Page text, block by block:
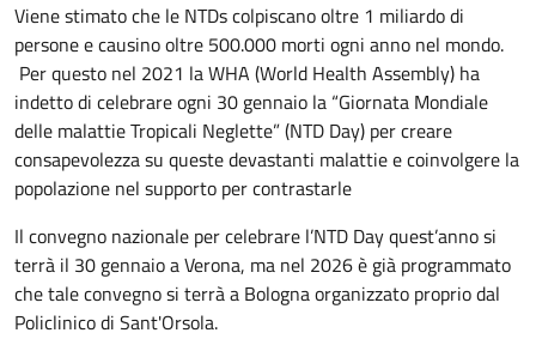
Viene stimato che le NTDs colpiscano oltre 1 miliardo di
persone e causino oltre 500.000 morti ogni anno nel mondo.
Per questo nel 2021 la WHA (World Health Assembly) ha
indetto di celebrare ogni 30 gennaio la “Giornata Mondiale
delle malattie Tropicali Neglette” (NTD Day) per creare
consapevolezza su queste devastanti malattie e coinvolgere la
popolazione nel supporto per contrastarle
Il convegno nazionale per celebrare l’NTD Day quest’anno si
terrà il 30 gennaio a Verona, ma nel 2026 è già programmato
che tale convegno si terrà a Bologna organizzato proprio dal
Policlinico di Sant'Orsola.